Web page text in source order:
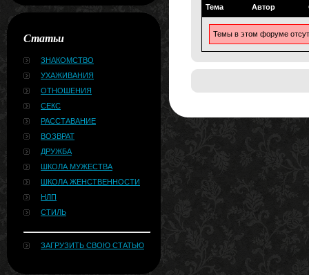
Статьи
ЗНАКОМСТВО
УХАЖИВАНИЯ
ОТНОШЕНИЯ
СЕКС
РАССТАВАНИЕ
ВОЗВРАТ
ДРУЖБА
ШКОЛА МУЖЕСТВА
ШКОЛА ЖЕНСТВЕННОСТИ
НЛП
СТИЛЬ
ЗАГРУЗИТЬ СВОЮ СТАТЬЮ
Тема Автор
Темы в этом форуме